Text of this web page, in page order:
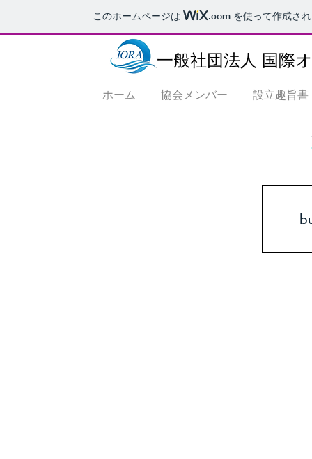
このホームページは .com を使って作成さ
ホーム 協会メンバー 設立趣旨書
一般社団法人 国際